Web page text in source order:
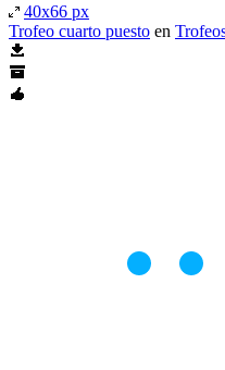
40x66 px
Trofeo cuarto puesto en